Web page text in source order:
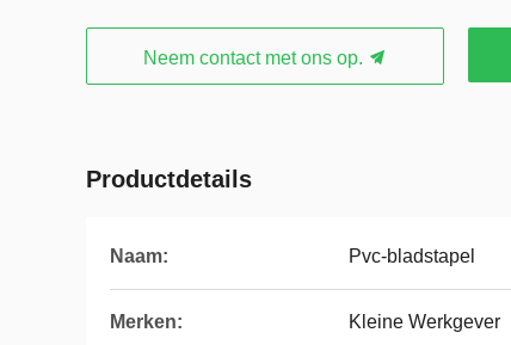
Neem contact met ons op.
Productdetails
Naam: Pvc-bladstapel
Merken: Kleine Werkgever